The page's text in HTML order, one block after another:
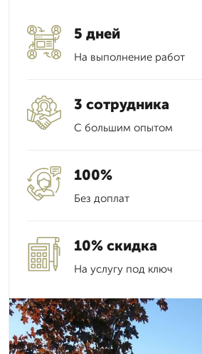
5 дней
На выполнение работ
3 сотрудника
С большим опытом
100%
Без доплат
10% скидка
На услугу под ключ